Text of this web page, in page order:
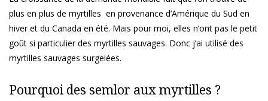
plus en plus de myrtilles en provenance d’Amérique du Sud en
hiver et du Canada en été. Mais pour moi, elles n’ont pas le petit
goût si particulier des myrtilles sauvages. Donc j’ai utilisé des
myrtilles sauvages surgelées.
Pourquoi des semlor aux myrtilles ?